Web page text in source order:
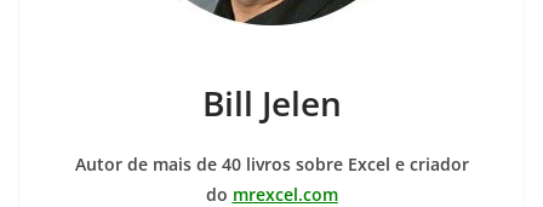
Bill Jelen
Autor de mais de 40 livros sobre Excel e criador
do mrexcel.com